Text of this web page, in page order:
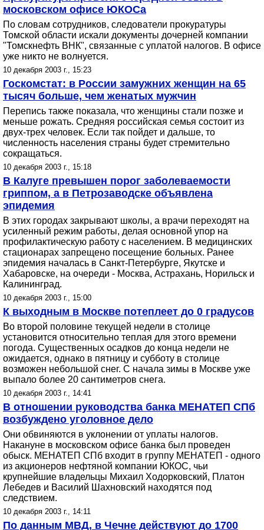
московском офисе ЮКОСа
По словам сотрудников, следователи прокуратуры
Томской области искали документы дочерней компании
"Томскнефть ВНК", связанные с уплатой налогов. В офисе
уже никто не волнуется.
10 декабря 2003 г., 15:23
Госкомстат: в России замужних женщин на 65
тысяч больше, чем женатых мужчин
Перепись также показала, что женщины стали позже и
меньше рожать. Средняя российская семья состоит из
двух-трех человек. Если так пойдет и дальше, то
численность населения страны будет стремительно
сокращаться.
10 декабря 2003 г., 15:18
В Калуге превышен порог заболеваемости
гриппом, а в Петрозаводске объявлена
эпидемия
В этих городах закрывают школы, а врачи переходят на
усиленный режим работы, делая основной упор на
профилактическую работу с населением. В медицинских
стационарах запрещено посещение больных. Ранее
эпидемия началась в Санкт-Петербурге, Якутске и
Хабаровске, на очереди - Москва, Астрахань, Норильск и
Калининград.
10 декабря 2003 г., 15:00
К выходным в Москве потеплеет до 0 градусов
Во второй половине текущей недели в столице
установится относительно теплая для этого времени
погода. Существенных осадков до конца недели не
ожидается, однако в пятницу и субботу в столице
возможен небольшой снег. С начала зимы в Москве уже
выпало более 20 сантиметров снега.
10 декабря 2003 г., 14:41
В отношении руководства банка МЕНАТЕП СПб
возбуждено уголовное дело
Они обвиняются в уклонении от уплаты налогов.
Накануне в московском офисе банка был проведен
обыск. МЕНАТЕП СПб входит в группу МЕНАТЕП - одного
из акционеров нефтяной компании ЮКОС, чьи
крупнейшие владельцы Михаил Ходорковский, Платон
Лебедев и Василий Шахновский находятся под
следствием.
10 декабря 2003 г., 14:11
По данным МВД, в Чечне действуют до 1700